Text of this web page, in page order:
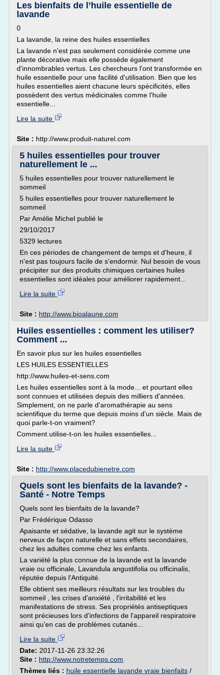
Les bienfaits de l’huile essentielle de
lavande
0
La lavande, la reine des huiles essentielles
La lavande n'est pas seulement considérée comme une
plante décorative mais elle possède également
d'innombrables vertus. Les chercheurs l'ont transformée en
huile essentielle pour une facilité d'utilisation. Bien que les
huiles essentielles aient chacune leurs spécificités, elles
possèdent des vertus médicinales comme l'huile
essentielle...
Lire la suite
Site : http://www.produit-naturel.com
5 huiles essentielles pour trouver
naturellement le ...
5 huiles essentielles pour trouver naturellement le
sommeil
5 huiles essentielles pour trouver naturellement le
sommeil
Par Amélie Michel publié le
29/10/2017
5329 lectures
En ces périodes de changement de temps et d'heure, il
n'est pas toujours facile de s'endormir. Nul besoin de vous
précipiter sur des produits chimiques certaines huiles
essentielles sont idéales pour améliorer rapidement...
Lire la suite
Site : http://www.bioalaune.com
Huiles essentielles : comment les utiliser?
Comment ...
En savoir plus sur les huiles essentielles
LES HUILES ESSENTIELLES
http://www.huiles-et-sens.com
Les huiles essentielles sont à la mode... et pourtant elles
sont connues et utilisées depuis des milliers d'années.
Simplement, on ne parle d'aromathérapie au sens
scientifique du terme que depuis moins d'un siècle. Mais de
quoi parle-t-on vraiment?
Comment utilise-t-on les huiles essentielles...
Lire la suite
Site : http://www.placedubienetre.com
Quels sont les bienfaits de la lavande? -
Santé - Notre Temps
Quels sont les bienfaits de la lavande?
Par Frédérique Odasso
Apaisante et sédative, la lavande agit sur le système
nerveux de façon naturelle et sans effets secondaires,
chez les adultes comme chez les enfants.
La variété la plus connue de la lavande est la lavande
vraie ou officinale, Lavandula angustifolia ou officinalis,
réputée depuis l'Antiquité.
Elle obtient ses meilleurs résultats sur les troubles du
sommeil , les crises d'anxiété , l'irritabilité et les
manifestations de stress. Ses propriétés antiseptiques
sont précieuses lors d'infections de l'appareil respiratoire
ainsi qu'en cas de problèmes cutanés...
Lire la suite
Date: 2017-11-26 23:32:26
Site : http://www.notretemps.com
Thèmes liés : huile essentielle lavande vraie bienfaits /